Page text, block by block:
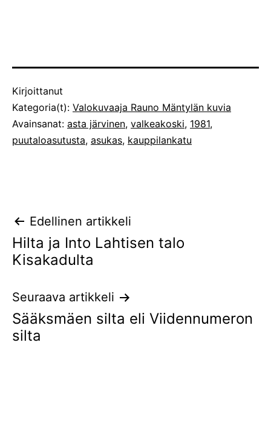
Julkaistu
Kirjoittanut
Kategoria(t): Valokuvaaja Rauno Mäntylän kuvia
Avainsanat: asta järvinen, valkeakoski, 1981,
puutaloasutusta, asukas, kauppilankatu
Artikkelien
selaus
Edellinen artikkeli
Hilta ja Into Lahtisen talo
Kisakadulta
Seuraava artikkeli
Sääksmäen silta eli Viidennumeron
silta